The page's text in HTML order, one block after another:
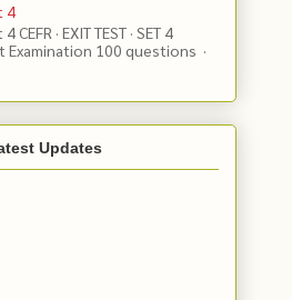
4
· EXIT TEST · SET 4
Examination 100 questions ·
Updates